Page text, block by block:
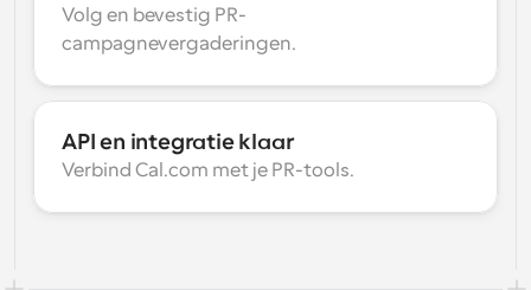
Volg en bevestig PR-
campagnevergaderingen.
API en integratie klaar
Verbind Cal.com met je PR-tools.